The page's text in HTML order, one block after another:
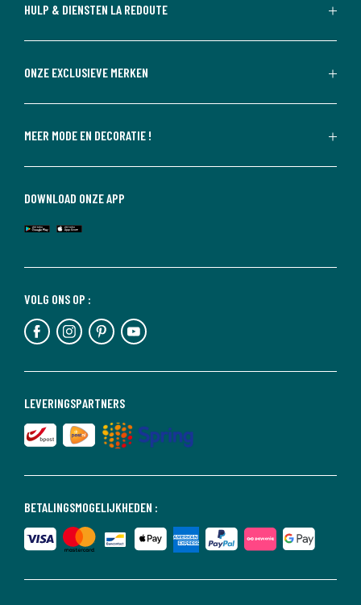
HULP & DIENSTEN LA REDOUTE
ONZE EXCLUSIEVE MERKEN
MEER MODE EN DECORATIE !
BETALINGSMOGELIJKHEDEN :
LEVERINGSPARTNERS
VOLG ONS OP :
DOWNLOAD ONZE APP